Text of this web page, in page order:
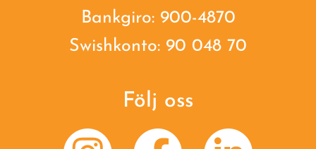
Bankgiro: 900-4870
Swishkonto: 90 048 70
Följ oss